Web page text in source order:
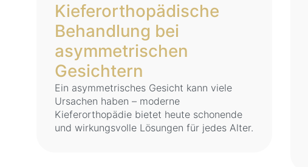
Kieferorthopädische
Behandlung bei
asymmetrischen
Gesichtern
Ein asymmetrisches Gesicht kann viele
Ursachen haben – moderne
Kieferorthopädie bietet heute schonende
und wirkungsvolle Lösungen für jedes Alter.